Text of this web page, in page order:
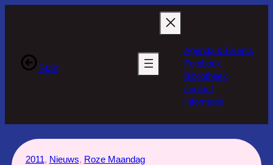
inhoud
Start
Agenda & Events
Fotoboek
Bibliotheek
contact
Informatie
2011, Nieuws, Roze Maandag